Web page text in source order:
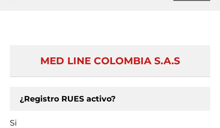
MED LINE COLOMBIA S.A.S
¿Registro RUES activo?
Si